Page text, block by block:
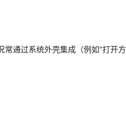
通过系统外壳集成（例如“打开方